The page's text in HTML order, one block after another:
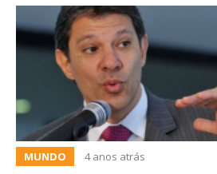
MUNDO 4 anos atrás